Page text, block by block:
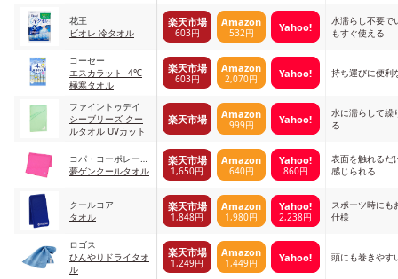
花王
ビオレ 冷タオル
楽天市場
603円
Amazon
532円 Yahoo!
水濡らし不要で
もすぐ使える
コーセー
エスカラット -4℃
極寒タオル
楽天市場
603円
Amazon
2,070円 Yahoo! 持ち運びに便利
ファイントゥデイ
シーブリーズ クー
ルタオル UVカット
楽天市場 Amazon
999円 Yahoo!
水に濡らして繰
る
コパ・コーポレーシ
ョン
夢ゲンクールタオル
楽天市場
1,650円
Amazon
640円
Yahoo!
860円
表面を触れるだ
感じられる
クールコア
タオル
楽天市場
1,848円
Amazon
1,980円
Yahoo!
2,238円
スポーツ時にも
仕様
ロゴス
ひんやりドライタオ
ル
楽天市場
1,249円
Amazon
1,449円 Yahoo! 頭にも巻きやす